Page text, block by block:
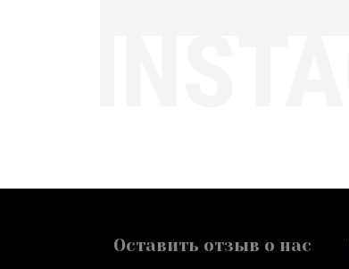
Оставить отзыв о нас